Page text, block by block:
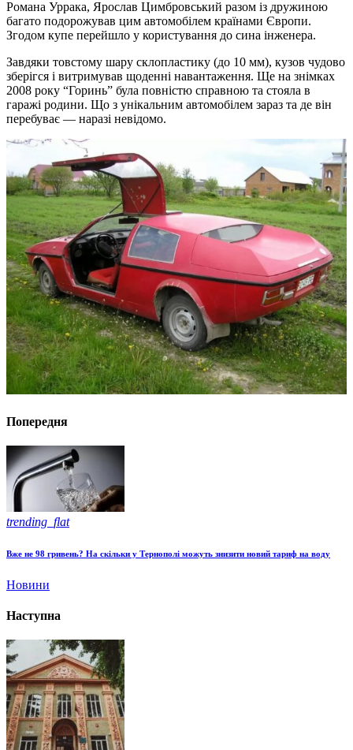
Романа Уррака, Ярослав Цимбровський разом із дружиною
багато подорожував цим автомобілем країнами Європи.
Згодом купе перейшло у користування до сина інженера.
Завдяки товстому шару склопластику (до 10 мм), кузов чудово
зберігся і витримував щоденні навантаження. Ще на знімках
2008 року “Горинь” була повністю справною та стояла в
гаражі родини. Що з унікальним автомобілем зараз та де він
перебуває — наразі невідомо.
Попередня
trending_flat
Вже не 98 гривень? На скільки у Тернополі можуть знизити новий тариф на воду
Новини
Наступна